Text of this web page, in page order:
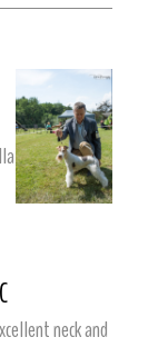
neck and